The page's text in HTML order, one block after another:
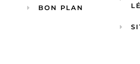
BON PLAN